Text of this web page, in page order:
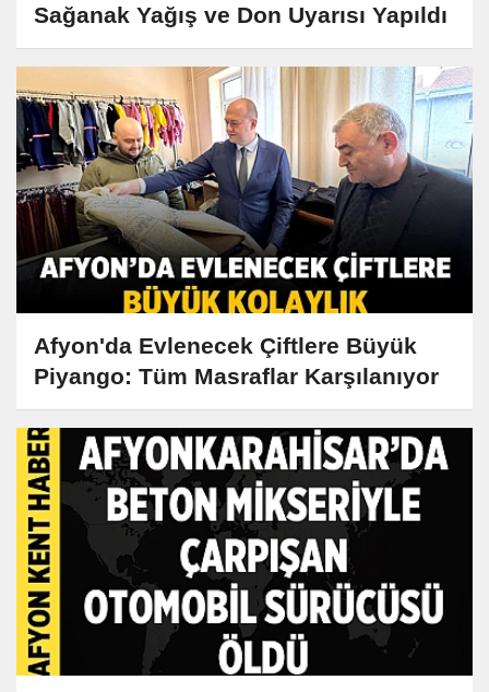
Sağanak Yağış ve Don Uyarısı Yapıldı
Afyon'da Evlenecek Çiftlere Büyük
Piyango: Tüm Masraflar Karşılanıyor